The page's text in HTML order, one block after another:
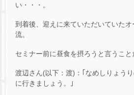
い・・・。
到着後、迎えに来ていただいていた
流。
セミナー前に昼食を摂ろうと言うこと
渡辺さん(以下：渡)：｢なめしりょう
に行きましょう。｣